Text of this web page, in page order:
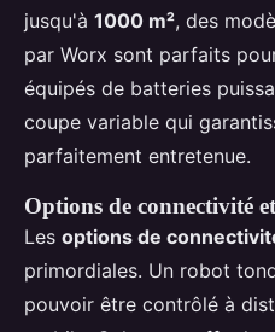
jusqu'à 1000 m², des
par Worx sont parfaits
équipés de batteries
coupe variable qui
parfaitement entretenue.
Options de connectivité
Les options de
primordiales. Un robot
pouvoir être contrôlé à